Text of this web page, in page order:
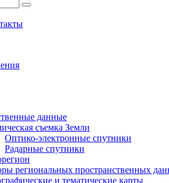
данные
съемка Земли
Оптико-электронные спутники
Радарные спутники
региональных пространственных
и тематические карты